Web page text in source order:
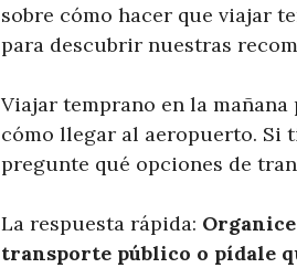
sobre cómo hacer que viajar
para descubrir nuestras
Viajar temprano en la
cómo llegar al aeropuerto. Si
pregunte qué opciones de
La respuesta rápida:
transporte público o pídale